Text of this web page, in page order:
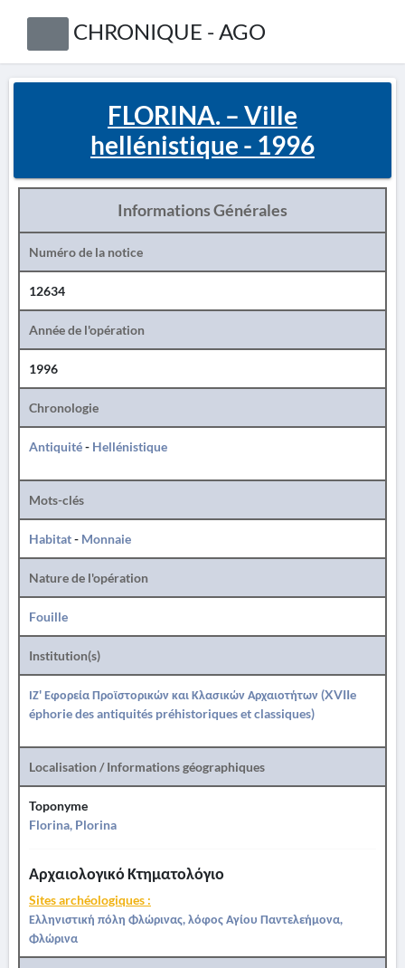
CHRONIQUE - AGO
FLORINA. – Ville
hellénistique - 1996
Informations Générales
Numéro de la notice
12634
Année de l'opération
1996
Chronologie
Antiquité- Hellénistique
Mots-clés
Habitat- Monnaie
Nature de l'opération
Fouille
Institution(s)
ΙΖ' Εφορεία Προϊστορικών και Κλασικών Αρχαιοτήτων (XVIIe
éphorie des antiquités préhistoriques et classiques)
Localisation / Informations géographiques
Toponyme
Florina, Plorina
Αρχαιολογικό Κτηματολόγιο
Sites archéologiques :
Ελληνιστική πόλη Φλώρινας, λόφος Αγίου Παντελεήμονα,
Φλώρινα